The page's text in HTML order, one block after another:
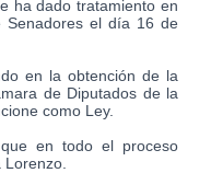
ha dado tratamiento en
Senadores el día 16 de
en la obtención de la
de Diputados de la
como Ley.
en todo el proceso